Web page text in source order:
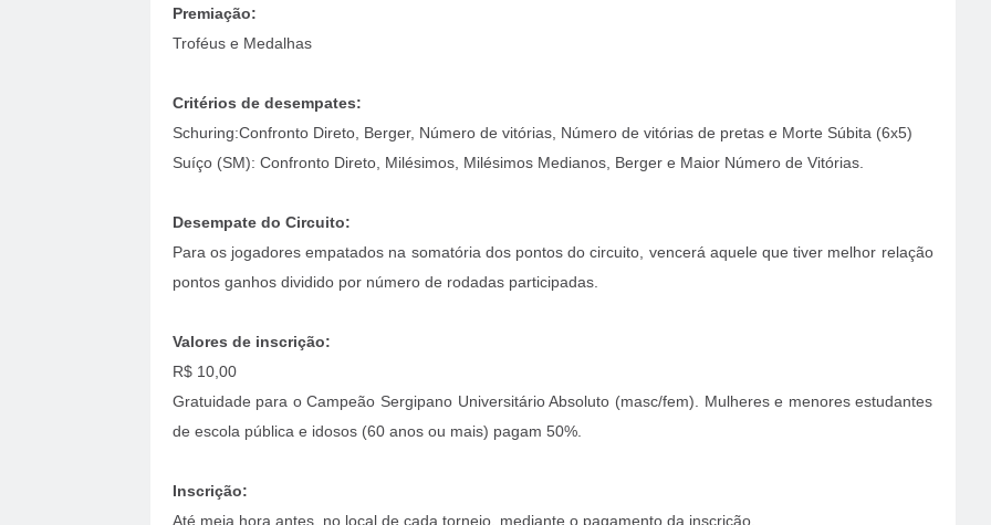
Premiação:
Troféus e Medalhas
Critérios de desempates:
Schuring:Confronto Direto, Berger, Número de vitórias, Número de vitórias de pretas e Morte Súbita (6x5)
Suíço (SM): Confronto Direto, Milésimos, Milésimos Medianos, Berger e Maior Número de Vitórias.
Desempate do Circuito:
Para os jogadores empatados na somatória dos pontos do circuito, vencerá aquele que tiver melhor relação
pontos ganhos dividido por número de rodadas participadas.
Valores de inscrição:
R$ 10,00
Gratuidade para o Campeão Sergipano Universitário Absoluto (masc/fem). Mulheres e menores estudantes
de escola pública e idosos (60 anos ou mais) pagam 50%.
Inscrição:
Até meia hora antes, no local de cada torneio, mediante o pagamento da inscrição.